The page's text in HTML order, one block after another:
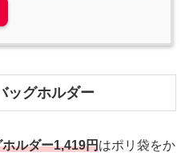
ッグホルダー
ルダー1,419円はポリ袋をか